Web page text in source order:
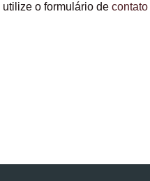
utilize o formulário decontato